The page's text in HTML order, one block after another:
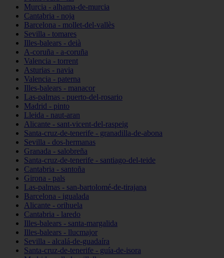
Murcia - alhama-de-murcia
Cantabria - noja
Barcelona - mollet-del-vallès
Sevilla - tomares
Illes-balears - deià
A-coruña - a-coruña
Valencia - torrent
Asturias - navia
Valencia - paterna
Illes-balears - manacor
Las-palmas - puerto-del-rosario
Madrid - pinto
Lleida - naut-aran
Alicante - sant-vicent-del-raspeig
Santa-cruz-de-tenerife - granadilla-de-abona
Sevilla - dos-hermanas
Granada - salobreña
Santa-cruz-de-tenerife - santiago-del-teide
Cantabria - santoña
Girona - pals
Las-palmas - san-bartolomé-de-tirajana
Barcelona - igualada
Alicante - orihuela
Cantabria - laredo
Illes-balears - santa-margalida
Illes-balears - llucmajor
Sevilla - alcalá-de-guadaíra
Santa-cruz-de-tenerife - guía-de-isora